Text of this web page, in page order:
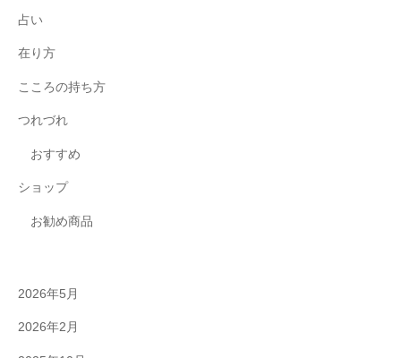
占い
在り方
こころの持ち方
つれづれ
おすすめ
ショップ
お勧め商品
2026年5月
2026年2月